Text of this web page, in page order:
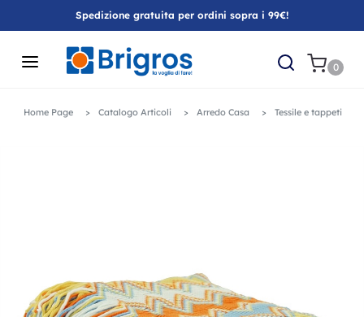
Spedizione gratuita per ordini sopra i 99€!
0
Home Page Catalogo Articoli Arredo Casa Tessile e tappeti